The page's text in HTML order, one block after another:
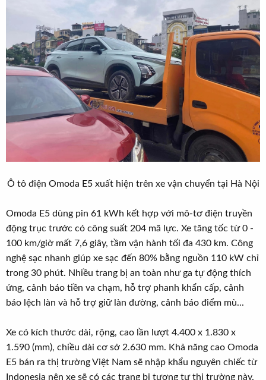
Ô tô điện Omoda E5 xuất hiện trên xe vận chuyển tại Hà Nội​
Omoda E5 dùng pin 61 kWh kết hợp với mô-tơ điện truyền
động trục trước có công suất 204 mã lực. Xe tăng tốc từ 0 -
100 km/giờ mất 7,6 giây, tầm vận hành tối đa 430 km. Công
nghệ sạc nhanh giúp xe sạc đến 80% bằng nguồn 110 kW chỉ
trong 30 phút. Nhiều trang bị an toàn như ga tự động thích
ứng, cảnh báo tiền va chạm, hỗ trợ phanh khẩn cấp, cảnh
báo lệch làn và hỗ trợ giữ làn đường, cảnh báo điểm mù...
Xe có kích thước dài, rộng, cao lần lượt 4.400 x 1.830 x
1.590 (mm), chiều dài cơ sở 2.630 mm. Khả năng cao Omoda
E5 bán ra thị trường Việt Nam sẽ nhập khẩu nguyên chiếc từ
Indonesia nên xe sẽ có các trang bị tương tự thị trường này.